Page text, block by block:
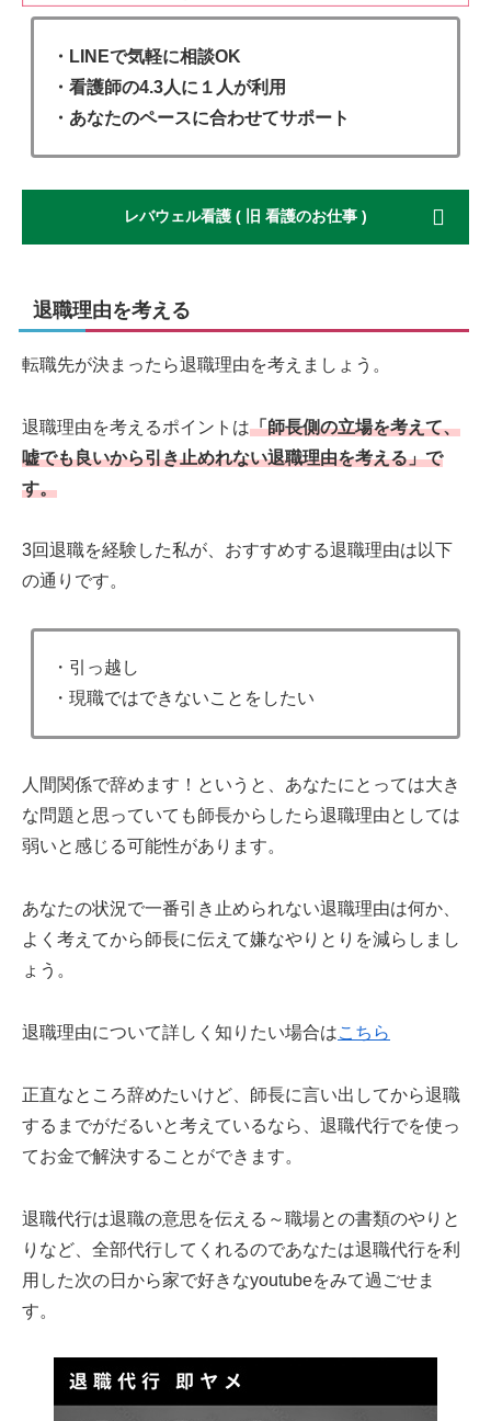
・LINEで気軽に相談OK
・看護師の4.3人に１人が利用
・あなたのペースに合わせてサポート
レバウェル看護 ( 旧 看護のお仕事 )
退職理由を考える
転職先が決まったら退職理由を考えましょう。
退職理由を考えるポイントは「師長側の立場を考えて、
嘘でも良いから引き止めれない退職理由を考える」で
す。
3回退職を経験した私が、おすすめする退職理由は以下
の通りです。
・引っ越し
・現職ではできないことをしたい
人間関係で辞めます！というと、あなたにとっては大き
な問題と思っていても師長からしたら退職理由としては
弱いと感じる可能性があります。
あなたの状況で一番引き止められない退職理由は何か、
よく考えてから師長に伝えて嫌なやりとりを減らしまし
ょう。
退職理由について詳しく知りたい場合はこちら
正直なところ辞めたいけど、師長に言い出してから退職
するまでがだるいと考えているなら、退職代行でを使っ
てお金で解決することができます。
退職代行は退職の意思を伝える～職場との書類のやりと
りなど、全部代行してくれるのであなたは退職代行を利
用した次の日から家で好きなyoutubeをみて過ごせま
す。